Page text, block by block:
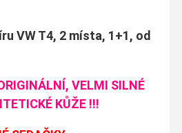
VW T4, 2 místa, 1+1, od
VELMI SILNÉ
KŮŽE !!!